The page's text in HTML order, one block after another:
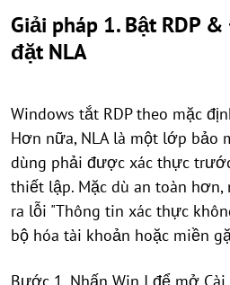
Giải pháp 1. Bật RDP
đặt NLA
Windows tắt RDP theo mặc
Hơn nữa, NLA là một lớp bảo
dùng phải được xác thực
thiết lập. Mặc dù an toàn
ra lỗi "Thông tin xác thực
bộ hóa tài khoản hoặc miền